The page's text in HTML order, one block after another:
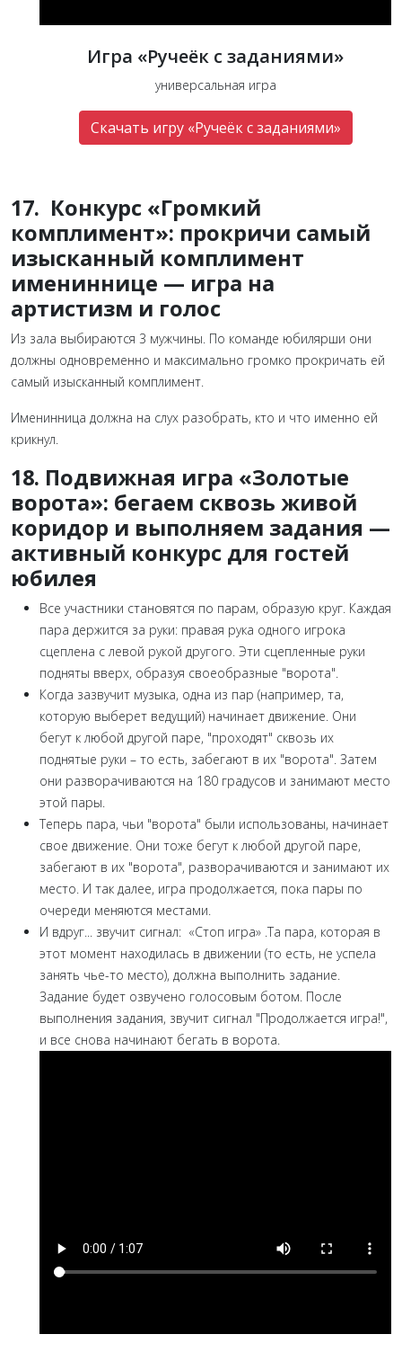
Игра «Ручеёк с заданиями»
универсальная игра
Скачать игру «Ручеёк с заданиями»
17. Конкурс «Громкий
комплимент»: прокричи самый
изысканный комплимент
имениннице — игра на
артистизм и голос
Из зала выбираются 3 мужчины. По команде юбилярши они
должны одновременно и максимально громко прокричать ей
самый изысканный комплимент.
Именинница должна на слух разобрать, кто и что именно ей
крикнул.
18. Подвижная игра «Золотые
ворота»: бегаем сквозь живой
коридор и выполняем задания —
активный конкурс для гостей
юбилея
Все участники становятся по парам, образую круг. Каждая
пара держится за руки: правая рука одного игрока
сцеплена с левой рукой другого. Эти сцепленные руки
подняты вверх, образуя своеобразные "ворота".
Когда зазвучит музыка, одна из пар (например, та,
которую выберет ведущий) начинает движение. Они
бегут к любой другой паре, "проходят" сквозь их
поднятые руки – то есть, забегают в их "ворота". Затем
они разворачиваются на 180 градусов и занимают место
этой пары.
Теперь пара, чьи "ворота" были использованы, начинает
свое движение. Они тоже бегут к любой другой паре,
забегают в их "ворота", разворачиваются и занимают их
место. И так далее, игра продолжается, пока пары по
очереди меняются местами.
И вдруг... звучит сигнал: «Стоп игра» .Та пара, которая в
этот момент находилась в движении (то есть, не успела
занять чье-то место), должна выполнить задание.
Задание будет озвучено голосовым ботом. После
выполнения задания, звучит сигнал "Продолжается игра!",
и все снова начинают бегать в ворота.